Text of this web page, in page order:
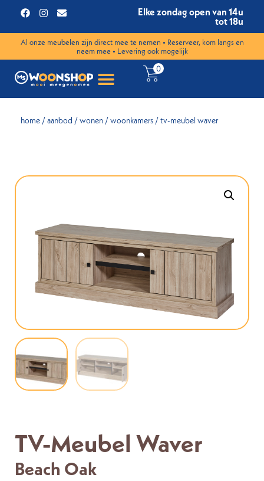
Elke zondag open van 14u
tot 18u
Al onze meubelen zijn direct mee te nemen • Reserveer, kom langs en
neem mee • Levering ook mogelijk
0
home /aanbod /wonen /woonkamers / tv-meubel waver
TV-Meubel Waver
Beach Oak